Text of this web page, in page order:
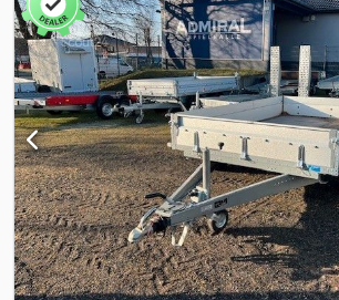
sok más. Rakodási magasság: 580 mm A
értékesítés jogát fenntartjuk. Crodeyn Ugyjpfx